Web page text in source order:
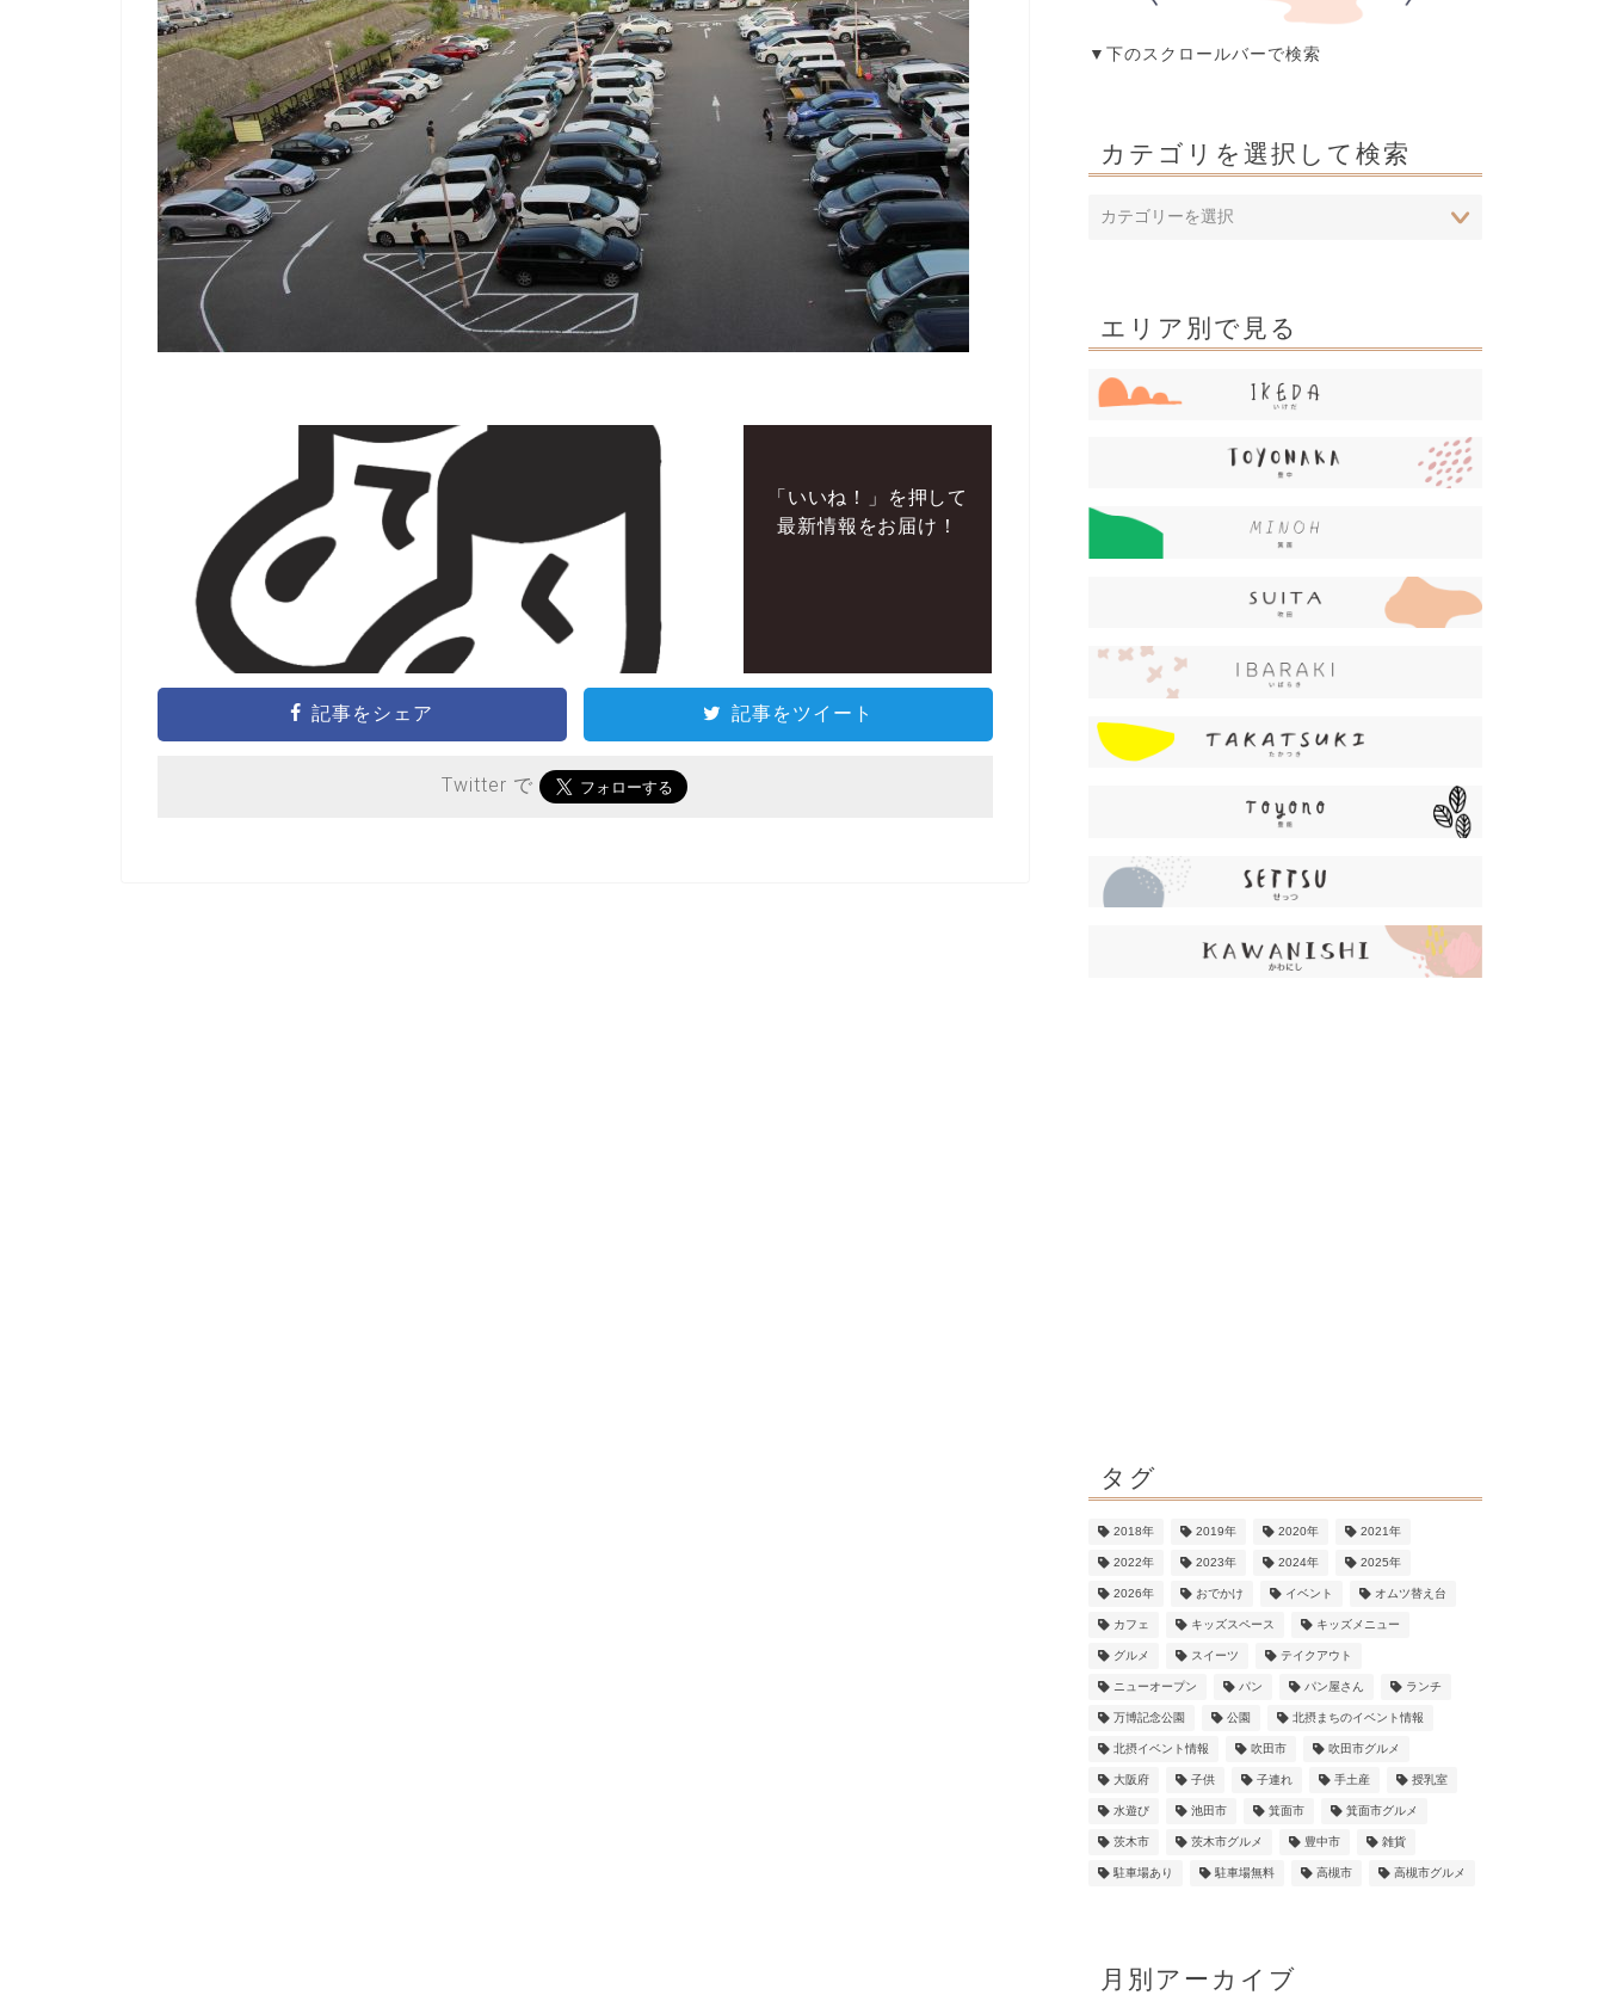
「いいね！」を押して
最新情報をお届け！
記事をシェア 記事をツイート
Twitter で
▼下のスクロールバーで検索
カテゴリを選択して検索
エリア別で見る
タグ
2018年 2019年 2020年 2021年
2022年 2023年 2024年 2025年
2026年 おでかけ イベント オムツ替え台
カフェ キッズスペース キッズメニュー
グルメ スイーツ テイクアウト
ニューオープン パン パン屋さん ランチ
万博記念公園 公園 北摂まちのイベント情報
北摂イベント情報 吹田市 吹田市グルメ
大阪府 子供 子連れ 手土産 授乳室
水遊び 池田市 箕面市 箕面市グルメ
茨木市 茨木市グルメ 豊中市 雑貨
駐車場あり 駐車場無料 高槻市 高槻市グルメ
月別アーカイブ